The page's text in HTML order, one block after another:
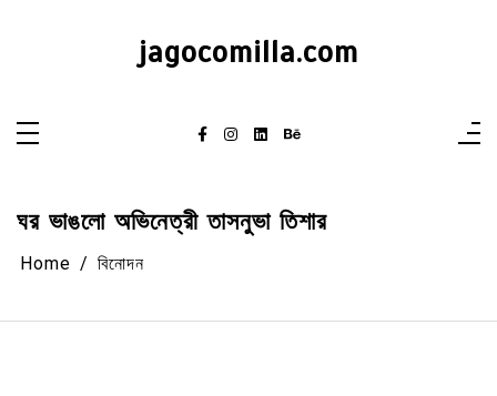
jagocomilla.com
ঘর ভাঙলো অভিনেত্রী তাসনুভা তিশার
Home বিনোদন